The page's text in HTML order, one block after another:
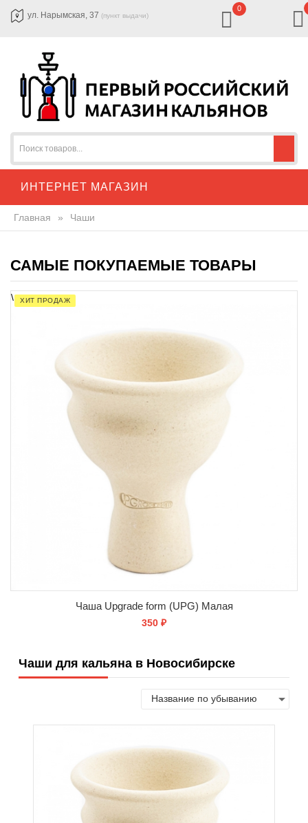
ул. Нарымская, 37 (пункт выдачи)
0
ИНТЕРНЕТ МАГАЗИН
Главная » Чаши
САМЫЕ ПОКУПАЕМЫЕ ТОВАРЫ
ХИТ ПРОДАЖ
\
Чаша Upgrade form (UPG) Малая
350 ₽
КУПИТЬ
Чаши для кальяна в Новосибирске